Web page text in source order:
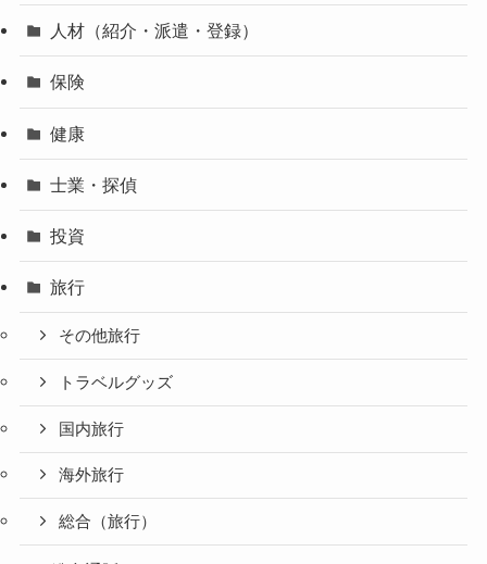
人材（紹介・派遣・登録）
保険
健康
士業・探偵
投資
旅行
その他旅行
トラベルグッズ
国内旅行
海外旅行
総合（旅行）